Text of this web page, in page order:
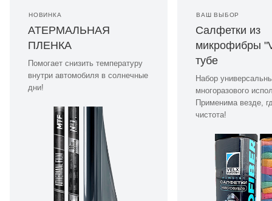
НОВИНКА
АТЕРМАЛЬНАЯ
ПЛЕНКА
Помогает снизить температуру
внутри автомобиля в солнечные
дни!
ВАШ ВЫБОР
Салфетки из
микрофибры
тубе
Набор
многоразового
Применима везде,
чистота!